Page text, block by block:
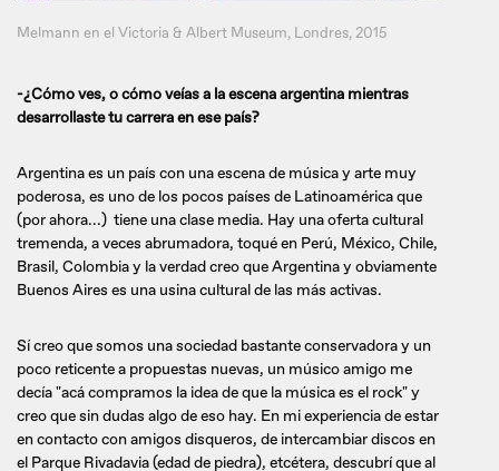
Melmann en el Victoria & Albert Museum, Londres, 2015
-¿Cómo ves, o cómo veías a la escena argentina mientras
desarrollaste tu carrera en ese país?
Argentina es un país con una escena de música y arte muy
poderosa, es uno de los pocos países de Latinoamérica que
(por ahora...) tiene una clase media. Hay una oferta cultural
tremenda, a veces abrumadora, toqué en Perú, México, Chile,
Brasil, Colombia y la verdad creo que Argentina y obviamente
Buenos Aires es una usina cultural de las más activas.
Sí creo que somos una sociedad bastante conservadora y un
poco reticente a propuestas nuevas, un músico amigo me
decía "acá compramos la idea de que la música es el rock" y
creo que sin dudas algo de eso hay. En mi experiencia de estar
en contacto con amigos disqueros, de intercambiar discos en
el Parque Rivadavia (edad de piedra), etcétera, descubrí que al